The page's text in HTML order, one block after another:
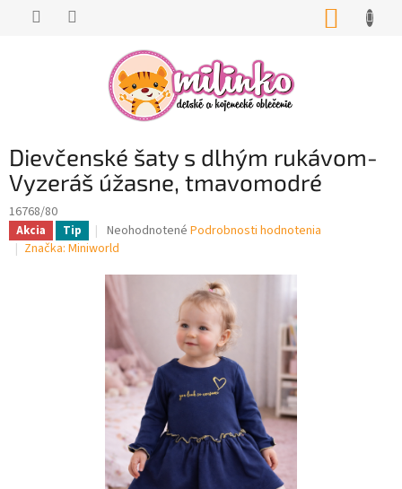
Dievčenské šaty s dlhým rukávom-
Vyzeráš úžasne, tmavomodré
16768/80
Akcia Tip
Priemerné
hodnotenie
je
0,0
hviezdičiek.
Neohodnotené Podrobnosti hodnotenia
Značka: Miniworld